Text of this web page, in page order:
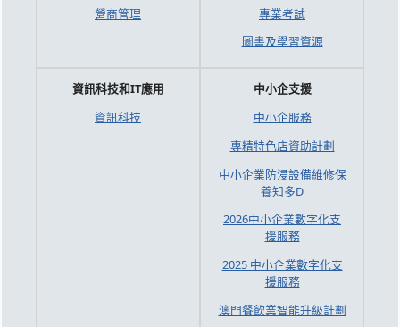
營商管理
專業考試
圖書及學習資源
資訊科技和IT應用
資訊科技
中小企支援
中小企服務
專精特色店資助計劃
中小企業防浸設備維修保
養知多D
2026中小企業數字化支
援服務
2025 中小企業數字化支
援服務
澳門餐飲業智能升級計劃